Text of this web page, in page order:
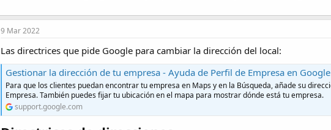
9 Mar 2022
Las directrices que pide Google para cambiar la dirección del local:
Gestionar la dirección de tu empresa - Ayuda de Perfil de Empresa en Google
Para que los clientes puedan encontrar tu empresa en Maps y en la Búsqueda, añade su
Empresa. También puedes fijar tu ubicación en el mapa para mostrar dónde está tu empresa.
support.google.com